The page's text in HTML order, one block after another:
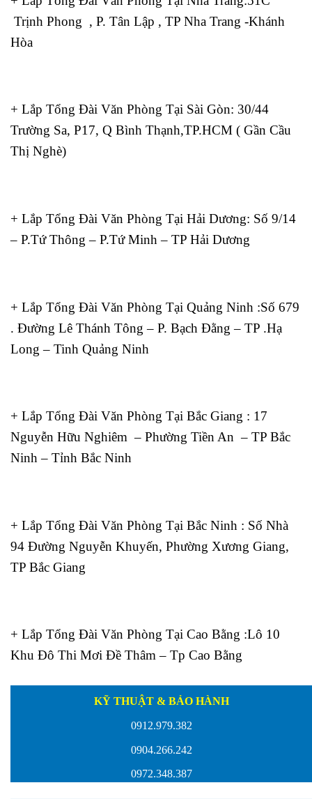
Trịnh Phong , P. Tân Lập , TP Nha Trang -Khánh
Hòa
+ Lắp Tổng Đài Văn Phòng Tại Sài Gòn: 30/44
Trường Sa, P17, Q Bình Thạnh,TP.HCM ( Gần Cầu
Thị Nghè)
+ Lắp Tổng Đài Văn Phòng Tại Hải Dương: Số 9/14
– P.Tứ Thông – P.Tứ Minh – TP Hải Dương
+ Lắp Tổng Đài Văn Phòng Tại Quảng Ninh :Số 679
. Đường Lê Thánh Tông – P. Bạch Đằng – TP .Hạ
Long – Tinh Quảng Ninh
+ Lắp Tổng Đài Văn Phòng Tại Bắc Giang : 17
Nguyễn Hữu Nghiêm – Phường Tiền An – TP Bắc
Ninh – Tỉnh Bắc Ninh
+ Lắp Tổng Đài Văn Phòng Tại Bắc Ninh : Số Nhà
94 Đường Nguyễn Khuyến, Phường Xương Giang,
TP Bắc Giang
+ Lắp Tổng Đài Văn Phòng Tại Cao Bằng :Lô 10
Khu Đô Thi Mơi Đề Thâm – Tp Cao Bằng
KỸ THUẬT & BẢO HÀNH
0912.979.382
0904.266.242
0972.348.387